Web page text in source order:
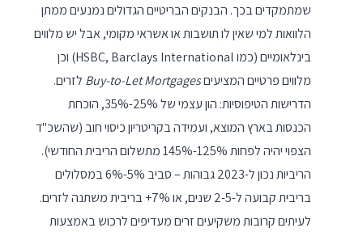
שמתמקדים בכך. הבנקים הבריטיים הגדולים נמנעים ממתן
הלוואות למי שאין לו תושבות או אשראי מקומי, אבל יש מלווים
בינלאומיים (כמו HSBC, Barclays International) וכן
מלווים פרטיים המציעיםBuy-to-Let Mortgages לזרים.
הדרישות הטיפוסיות: הון עצמי של 25%-35%, הוכחת
הכנסות בארץ המוצא, ועמידה בקריטריון כיסוי חוב (שהשכ"ד
הצפוי יהיה לפחות 125%-145% מתשלום הריבית החודשי).
הריביות נכון ל-2023 גבוהות – סביב 5%-6% במסלולים
בריבית קבועה ל-2-5 שנים, או 7%+ בריבית משתנה לזרים.
לעיתים קרובות משקיעים זרים מעדיפים לרכוש באמצעות